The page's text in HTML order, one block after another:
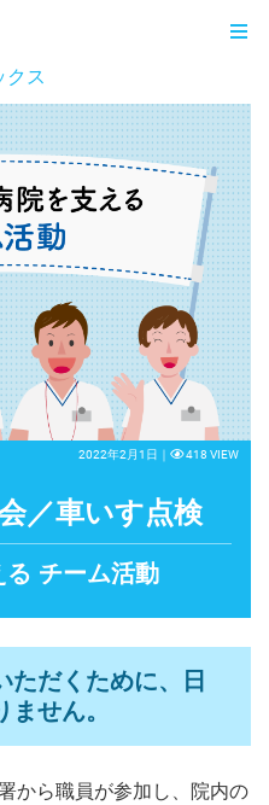
地域医療ソーシャルNEWS
クス
／車いす点検
る チーム活動
2022年2月1日｜ 418 VIEW
ただくために、日
せん。
から職員が参加し、院内の